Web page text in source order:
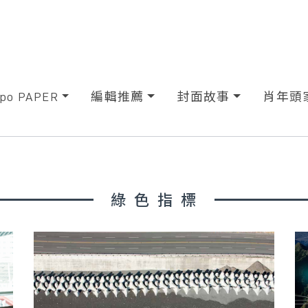
PAPER 編輯推薦 封面故事 肖年頭
綠色指標